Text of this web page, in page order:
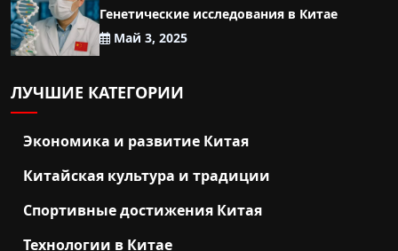
Генетические исследования в Китае
Май 3, 2025
ЛУЧШИЕ КАТЕГОРИИ
Экономика и развитие Китая
Китайская культура и традиции
Спортивные достижения Китая
Технологии в Китае